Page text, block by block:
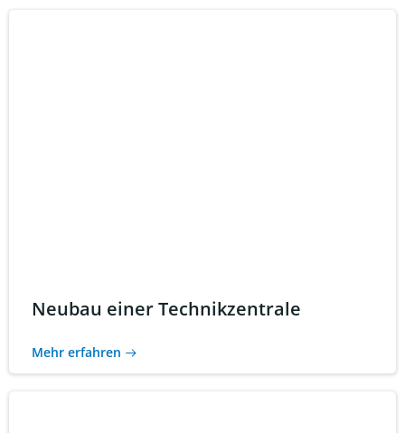
Neubau einer Technikzentrale
Mehr erfahren